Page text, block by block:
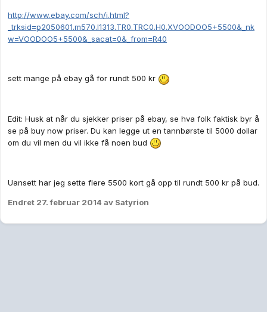
http://www.ebay.com/sch/i.html?
_trksid=p2050601.m570.l1313.TR0.TRC0.H0.XVOODOO5+5500&_nk
w=VOODOO5+5500&_sacat=0&_from=R40
sett mange på ebay gå for rundt 500 kr
Edit: Husk at når du sjekker priser på ebay, se hva folk faktisk byr å
se på buy now priser. Du kan legge ut en tannbørste til 5000 dollar
om du vil men du vil ikke få noen bud
Uansett har jeg sette flere 5500 kort gå opp til rundt 500 kr på bud.
Endret 27. februar 2014 av Satyrion